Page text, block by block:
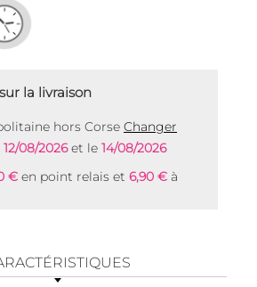
la livraison
hors Corse Changer
12/08/2026et le 14/08/2026
€ en point relais et 6,90 € à